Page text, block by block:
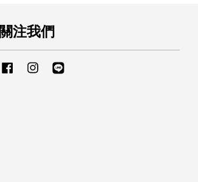
關注我們
Facebook Instagram